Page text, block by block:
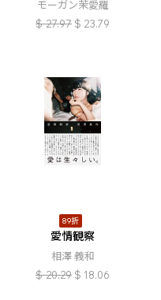
モーガン茉愛羅
$ 27.97 $ 23.79
89折
愛情観察
相澤 義和
$ 20.29 $ 18.06